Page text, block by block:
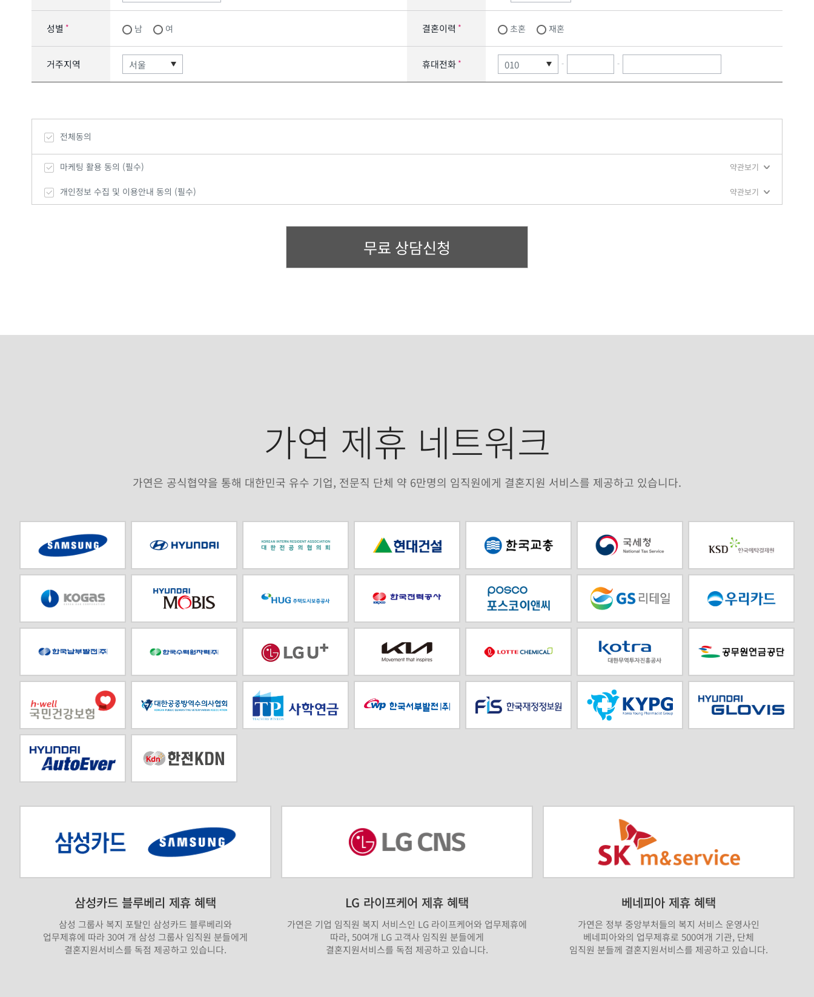
성별 * 남 여 결혼이력 * 초혼 재혼
거주지역 휴대전화 * - -
전체동의
마케팅 활용 동의 (필수) 약관보기
개인정보 수집 및 이용안내 동의 (필수) 약관보기
무료 상담신청
가연 제휴 네트워크
가연은 공식협약을 통해 대한민국 유수 기업, 전문직 단체 약 6만명의 임직원에게 결혼지원 서비스를 제공하고 있습니다.
삼성카드 블루베리 제휴 혜택
삼성 그룹사 복지 포탈인 삼성카드 블루베리와
업무제휴에 따라 30여 개 삼성 그룹사 임직원 분들에게
결혼지원서비스를 독점 제공하고 있습니다.
LG 라이프케어 제휴 혜택
가연은 기업 임직원 복지 서비스인 LG 라이프케어와 업무제휴에
따라, 50여개 LG 고객사 임직원 분들에게
결혼지원서비스를 독점 제공하고 있습니다.
베네피아 제휴 혜택
가연은 정부 중앙부처들의 복지 서비스 운영사인
베네피아와의 업무제휴로 500여개 기관, 단체
임직원 분들께 결혼지원서비스를 제공하고 있습니다.